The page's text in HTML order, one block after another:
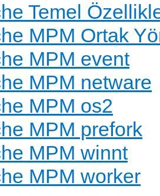
Temel
MPM Ortak
MPM event
MPM netware
MPM os2
MPM prefork
MPM winnt
MPM worker